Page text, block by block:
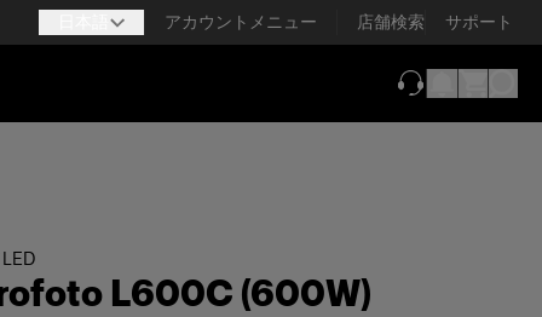
アカウントメニュー 店舗検索 サポート
L600C (600W)